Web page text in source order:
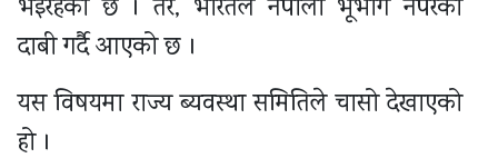
भइरहेको छ । तर, भारतले नेपाली भूभाग नपरेको
दाबी गर्दै आएको छ ।
यस विषयमा राज्य ब्यवस्था समितिले चासो देखाएको
हो ।